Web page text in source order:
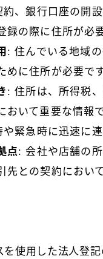
、銀行口座の開
録の際に住所が必
: 住んでいる地域
に住所が必要です
: 住所は、所得税
おいて重要な情報で
緊急時に迅速に
点: 会社や店舗の
先との契約におい
を使用した法人登記